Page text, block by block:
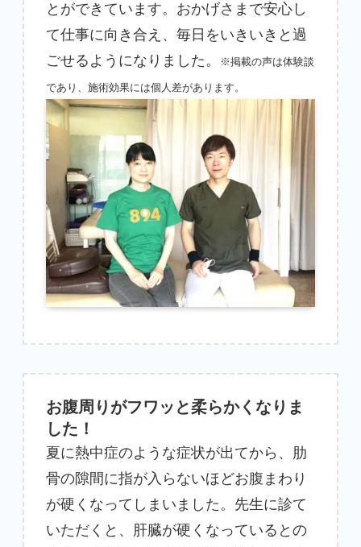
とができています。おかげさまで安心し
て仕事に向き合え、毎日をいきいきと過
ごせるようになりました。
※掲載の声は体験談
であり、施術効果には個人差があります。
お腹周りがフワッと柔らかくなりま
した！
夏に熱中症のような症状が出てから、肋
骨の隙間に指が入らないほどお腹まわり
が硬くなってしまいました。先生に診て
いただくと、肝臓が硬くなっているとの